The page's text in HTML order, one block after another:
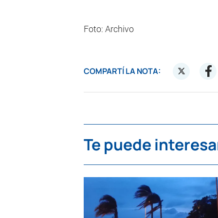
Foto: Archivo
COMPARTÍ LA NOTA:
Te puede